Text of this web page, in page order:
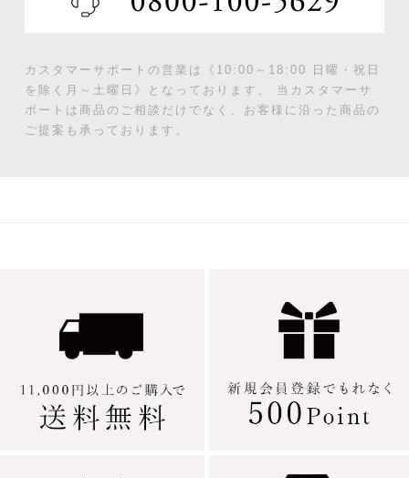
カスタマーサポートの営業は《10:00～18:00 日曜・祝日
を除く月～土曜日》となっております。
当カスタマーサ
ポートは商品のご相談だけでなく、お客様に沿った商品の
ご提案も承っております。